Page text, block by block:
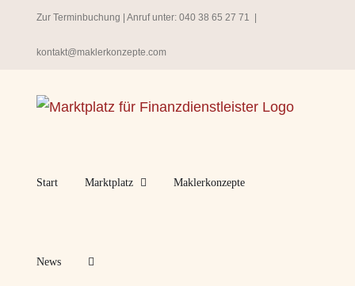
springen
Zur Terminbuchung | Anruf unter: 040 38 65 27 71
kontakt@maklerkonzepte.com
Start Marktplatz Maklerkonzepte
News